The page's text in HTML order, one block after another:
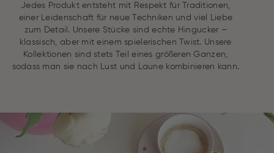
Jedes Produkt entsteht mit Respekt für Traditionen,
einer Leidenschaft für neue Techniken und viel Liebe
zum Detail. Unsere Stücke sind echte Hingucker –
klassisch, aber mit einem spielerischen Twist. Unsere
Kollektionen sind stets Teil eines größeren Ganzen,
sodass man sie nach Lust und Laune kombinieren kann.